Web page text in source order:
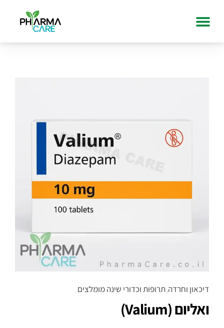
דיכאון וחרדה,תרופות וכדורי שינה מומלצים
ואליום (Valium)